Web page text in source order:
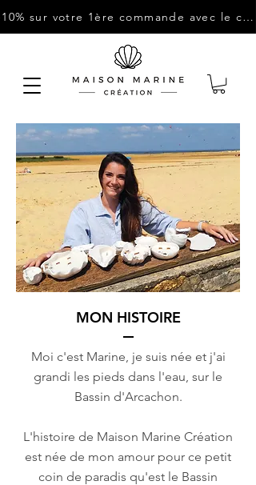
-10% sur votre 1ère commande avec le code : "BIENVENUE10"
MON HISTOIRE
Moi c'est Marine, je suis née et j'ai
grandi les pieds dans l'eau, sur le
Bassin d'Arcachon.
L'histoire de Maison Marine Création
est née de mon amour pour ce petit
coin de paradis qu'est le Bassin